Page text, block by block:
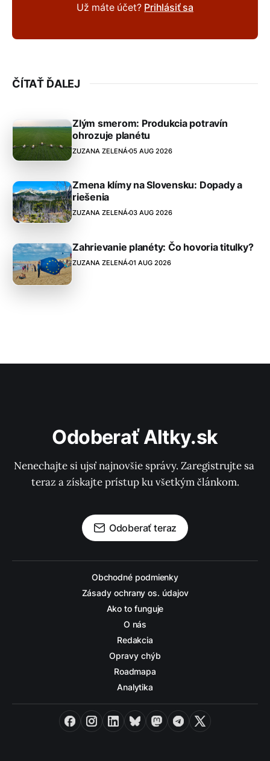
Už máte účet? Prihlásiť sa
ČÍTAŤ ĎALEJ
Zlým smerom: Produkcia potravín
ohrozuje planétu
ZUZANA ZELENÁ05 AUG 2026
Zmena klímy na Slovensku: Dopady a
riešenia
ZUZANA ZELENÁ03 AUG 2026
Zahrievanie planéty: Čo hovoria titulky?
ZUZANA ZELENÁ01 AUG 2026
Odoberať Altky.sk
Nenechajte si ujsť najnovšie správy. Zaregistrujte sa
teraz a získajte prístup ku všetkým článkom.
Odoberať teraz
Obchodné podmienky
Zásady ochrany os. údajov
Ako to funguje
O nás
Redakcia
Opravy chýb
Roadmapa
Analytika
FacebookInstagramLinkedInBlueskyMastodon
Telegram
X